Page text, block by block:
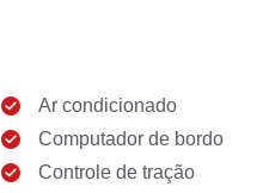
Ar condicionado
Computador de bordo
Controle de tração